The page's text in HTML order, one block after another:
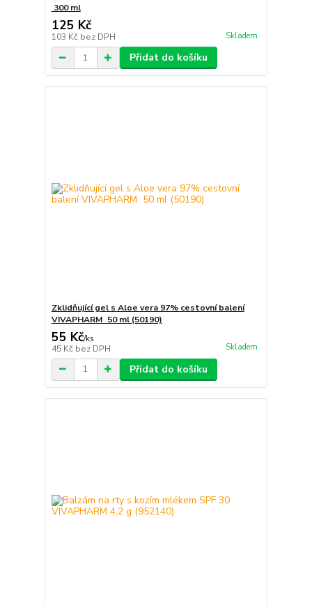
300 ml
125 Kč
103 Kč bez DPH Skladem
Přidat do košíku
Zklidňující gel s Aloe vera 97% cestovní balení
VIVAPHARM 50 ml (50190)
55 Kč/ks
45 Kč bez DPH Skladem
Přidat do košíku